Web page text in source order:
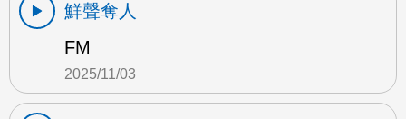
鮮聲奪人
FM
2025/11/03